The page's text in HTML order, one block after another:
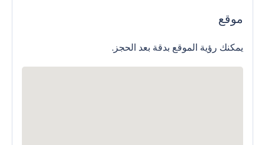
موقع
يمكنك رؤية الموقع بدقة بعد الحجز.